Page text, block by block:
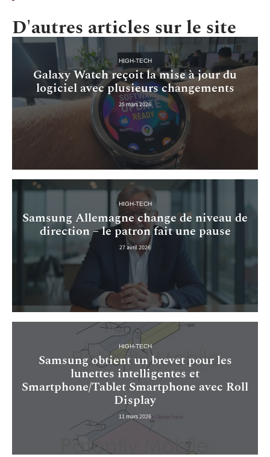
D'autres articles sur le site
HIGH-TECH
Galaxy Watch reçoit la mise à jour du
logiciel avec plusieurs changements
25 mars 2026
HIGH-TECH
Samsung Allemagne change de niveau de
direction – le patron fait une pause
27 avril 2026
HIGH-TECH
Samsung obtient un brevet pour les
lunettes intelligentes et
Smartphone/Tablet Smartphone avec Roll
Display
11 mars 2026